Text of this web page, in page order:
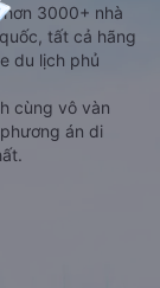
3000+ nhà
tất cả hãng
du lịch phủ
cùng vô vàn
án di